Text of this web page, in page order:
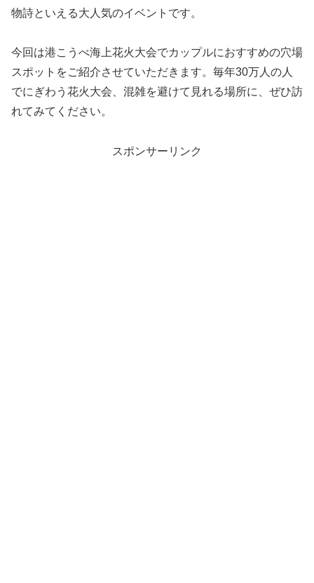
物詩といえる大人気のイベントです。
今回は港こうべ海上花火大会でカップルにおすすめの穴場
スポットをご紹介させていただきます。毎年30万人の人
でにぎわう花火大会、混雑を避けて見れる場所に、ぜひ訪
れてみてください。
スポンサーリンク